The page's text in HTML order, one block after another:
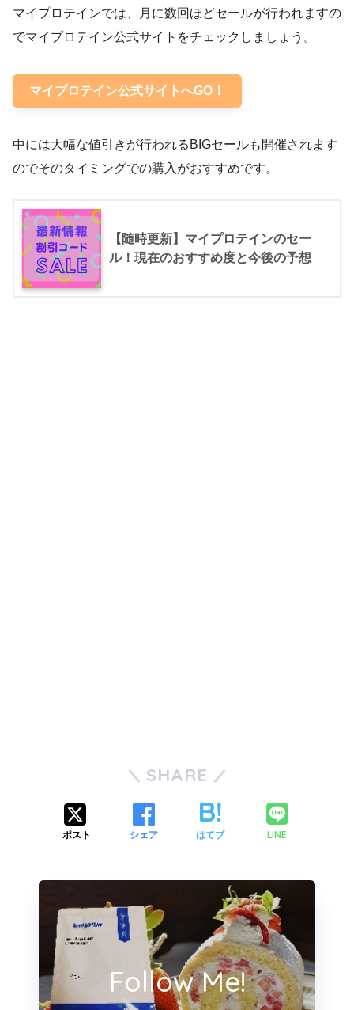
マイプロテインでは、月に数回ほどセールが行われますの
でマイプロテイン公式サイトをチェックしましょう。
マイプロテイン公式サイトへGO！
中には大幅な値引きが行われるBIGセールも開催されます
のでそのタイミングでの購入がおすすめです。
【随時更新】マイプロテインのセー
ル！現在のおすすめ度と今後の予想
SHARE
ポスト シェア はてブ LINE
Follow Me!